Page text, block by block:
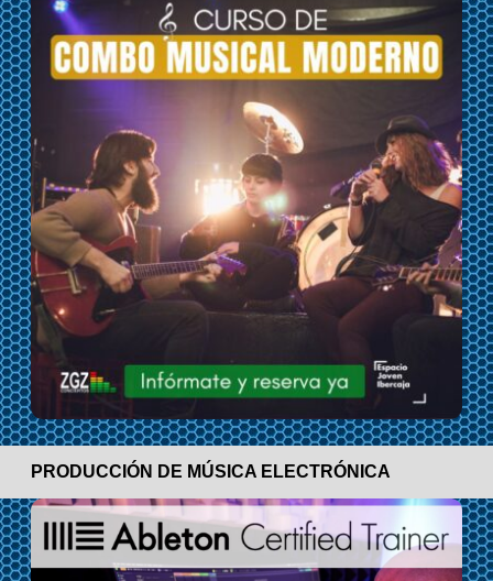
PRODUCCIÓN DE MÚSICA ELECTRÓNICA